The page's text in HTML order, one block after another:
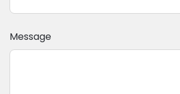
Message